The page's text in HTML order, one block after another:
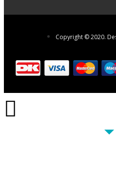
Copyright © 2020.